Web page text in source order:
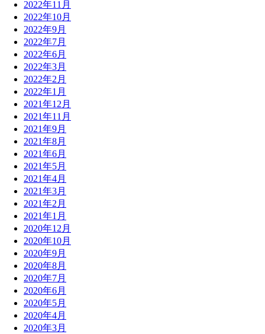
2022年11月
2022年10月
2022年9月
2022年7月
2022年6月
2022年3月
2022年2月
2022年1月
2021年12月
2021年11月
2021年9月
2021年8月
2021年6月
2021年5月
2021年4月
2021年3月
2021年2月
2021年1月
2020年12月
2020年10月
2020年9月
2020年8月
2020年7月
2020年6月
2020年5月
2020年4月
2020年3月